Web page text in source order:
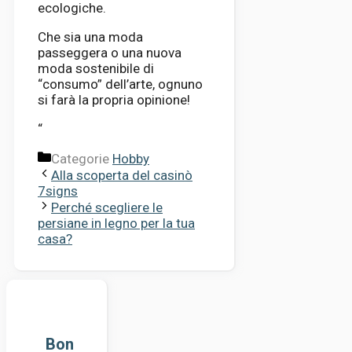
ecologiche.
Che sia una moda
passeggera o una nuova
moda sostenibile di
“consumo” dell’arte, ognuno
si farà la propria opinione!
“
Categorie Hobby
Alla scoperta del casinò
7signs
Perché scegliere le
persiane in legno per la tua
casa?
Bon